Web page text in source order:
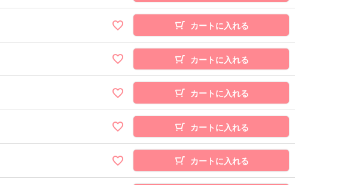
カートに入れる
カートに入れる
カートに入れる
カートに入れる
カートに入れる